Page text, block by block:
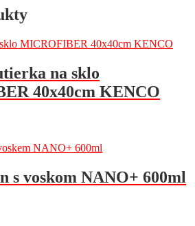
na sklo
40x40cm KENCO
s voskom NANO+ 600ml